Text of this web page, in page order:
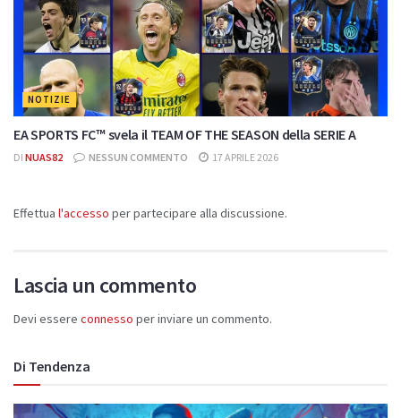
NOTIZIE
EA SPORTS FC™ svela il TEAM OF THE SEASON della SERIE A
DI NUAS82 NESSUN COMMENTO 17 APRILE 2026
Effettua l'accesso per partecipare alla discussione.
Lascia un commento
Devi essere connesso per inviare un commento.
Di Tendenza